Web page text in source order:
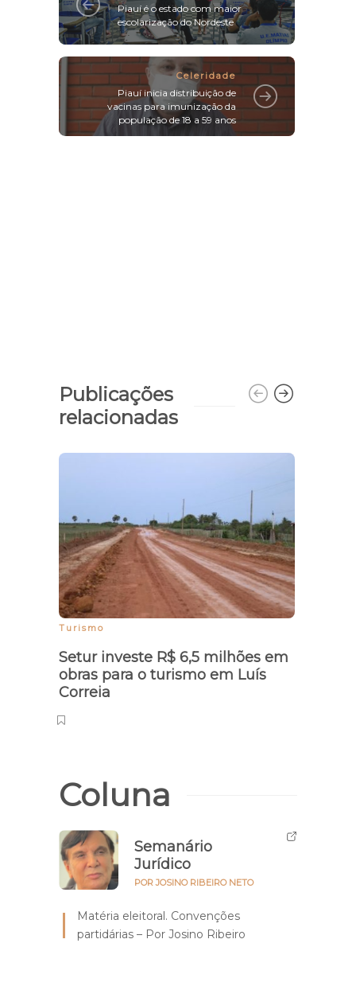
Piauí é o estado com maior
escolarização do Nordeste
Celeridade
Piauí inicia distribuição de
vacinas para imunização da
população de 18 a 59 anos
Publicações
relacionadas
Turismo
Setur investe R$ 6,5 milhões em
obras para o turismo em Luís
Correia
Coluna
Semanário
Jurídico
POR JOSINO RIBEIRO NETO
Matéria eleitoral. Convenções
partidárias – Por Josino Ribeiro